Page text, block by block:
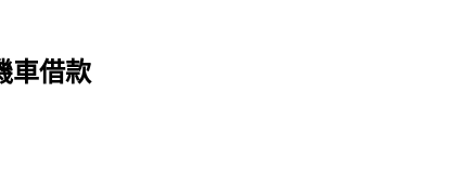
車借款